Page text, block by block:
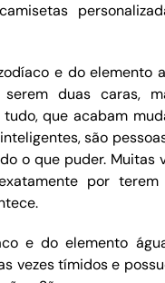
e do elemento
duas caras,
que acabam
são
o que puder. Muitas
por terem
e do elemento
vezes tímidos e